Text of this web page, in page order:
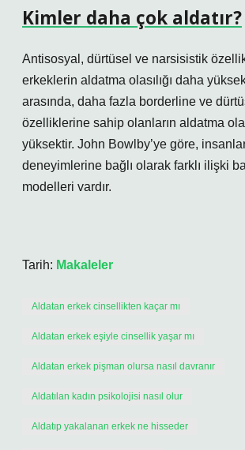
Kimler daha çok aldatır?
Antisosyal, dürtüsel ve narsisistik
erkeklerin aldatma olasılığı daha
arasında, daha fazla borderline ve
özelliklerine sahip olanların aldatma
yüksektir. John Bowlby’ye göre,
deneyimlerine bağlı olarak farklı ilişki
modelleri vardır.
Tarih: Makaleler
Aldatan erkek cinsellikten kaçar mı
Aldatan erkek eşiyle cinsellik yaşar mı
Aldatan erkek pişman olursa nasıl davranır
Aldatılan kadın psikolojisi nasıl olur
Aldatıp yakalanan erkek ne hisseder